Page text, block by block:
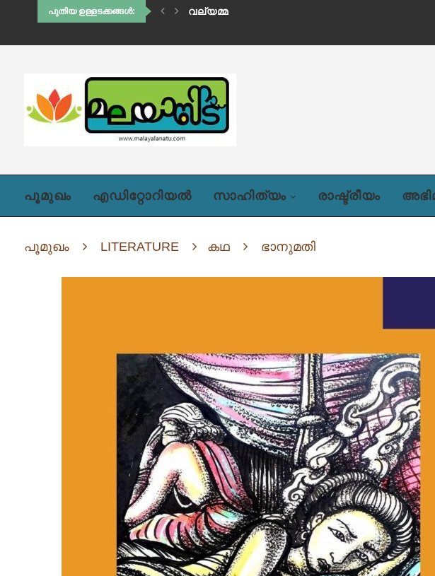
പുതിയ ഉള്ളടക്കങ്ങൾ: THE LONE WOLF
പൂമുഖം എഡിറ്റോറിയൽ സാഹിത്യം രാഷ്ട്രീയം
പൂമുഖം LITERATURE കഥ ഭാനുമതി